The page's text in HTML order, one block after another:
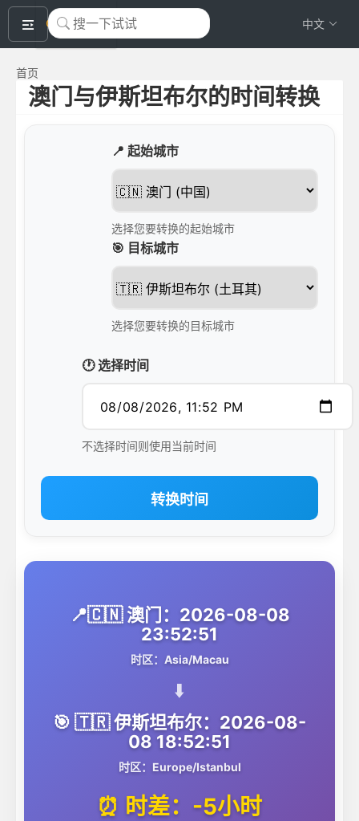
okeyTool 中文
首页
澳门与伊斯坦布尔的时间转换
📍 起始城市
选择您要转换的起始城市
🎯 目标城市
选择您要转换的目标城市
🕐 选择时间
不选择时间则使用当前时间
转换时间
📍🇨🇳 澳门：2026-08-08
23:52:51
时区：Asia/Macau
⬇️
🎯 🇹🇷 伊斯坦布尔：2026-08-
08 18:52:51
时区：Europe/Istanbul
⏰ 时差：-5小时